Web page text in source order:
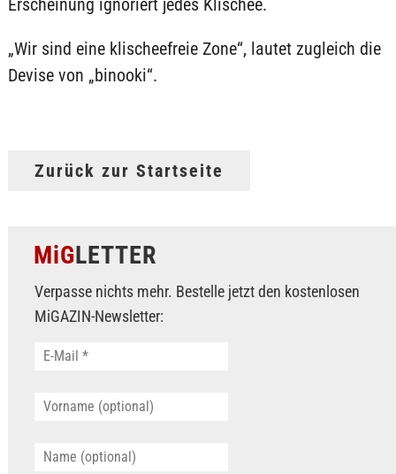
Erscheinung ignoriert jedes Klischee.
„Wir sind eine klischeefreie Zone“, lautet zugleich die
Devise von „binooki“.
Zurück zur Startseite
MiGLETTER
Verpasse nichts mehr. Bestelle jetzt den kostenlosen
MiGAZIN-Newsletter: